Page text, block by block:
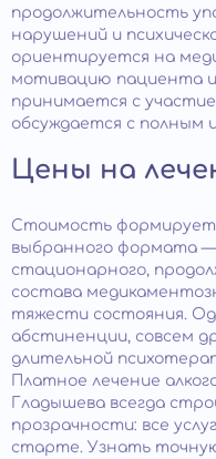
продолжительность
нарушений и
ориентируется на
мотивацию пациента и
принимается с
обсуждается с полным
Цены на
Стоимость
выбранного формата
стационарного,
состава
тяжести состояния.
абстиненции, совсем
длительной
Платное лечение
Гладышева всегда
прозрачности: все
старте. Узнать